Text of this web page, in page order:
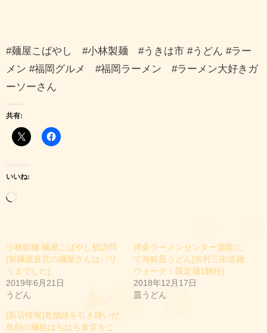
#麺屋こばやし #小林製麺 #うきは市 #うどん #ラー
メン #福岡グルメ #福岡ラーメン #ラーメン大好きガ
ーソーさん
共有:
いいね:
読
み
中
…
小林製麺 麺屋こばやし初訪問
[製麺屋直営の麺屋さんはバリ
うまでした]
2019年6月21日
うどん
博多ラーメンセンター源龍に
て海鮮皿うどん[吉村三街道麺
ウォーク！限定麺1麵目]
2018年12月17日
皿うどん
[新店情報]老舗跡を引き継いだ
鳥飼の麺処はちはち食堂をご